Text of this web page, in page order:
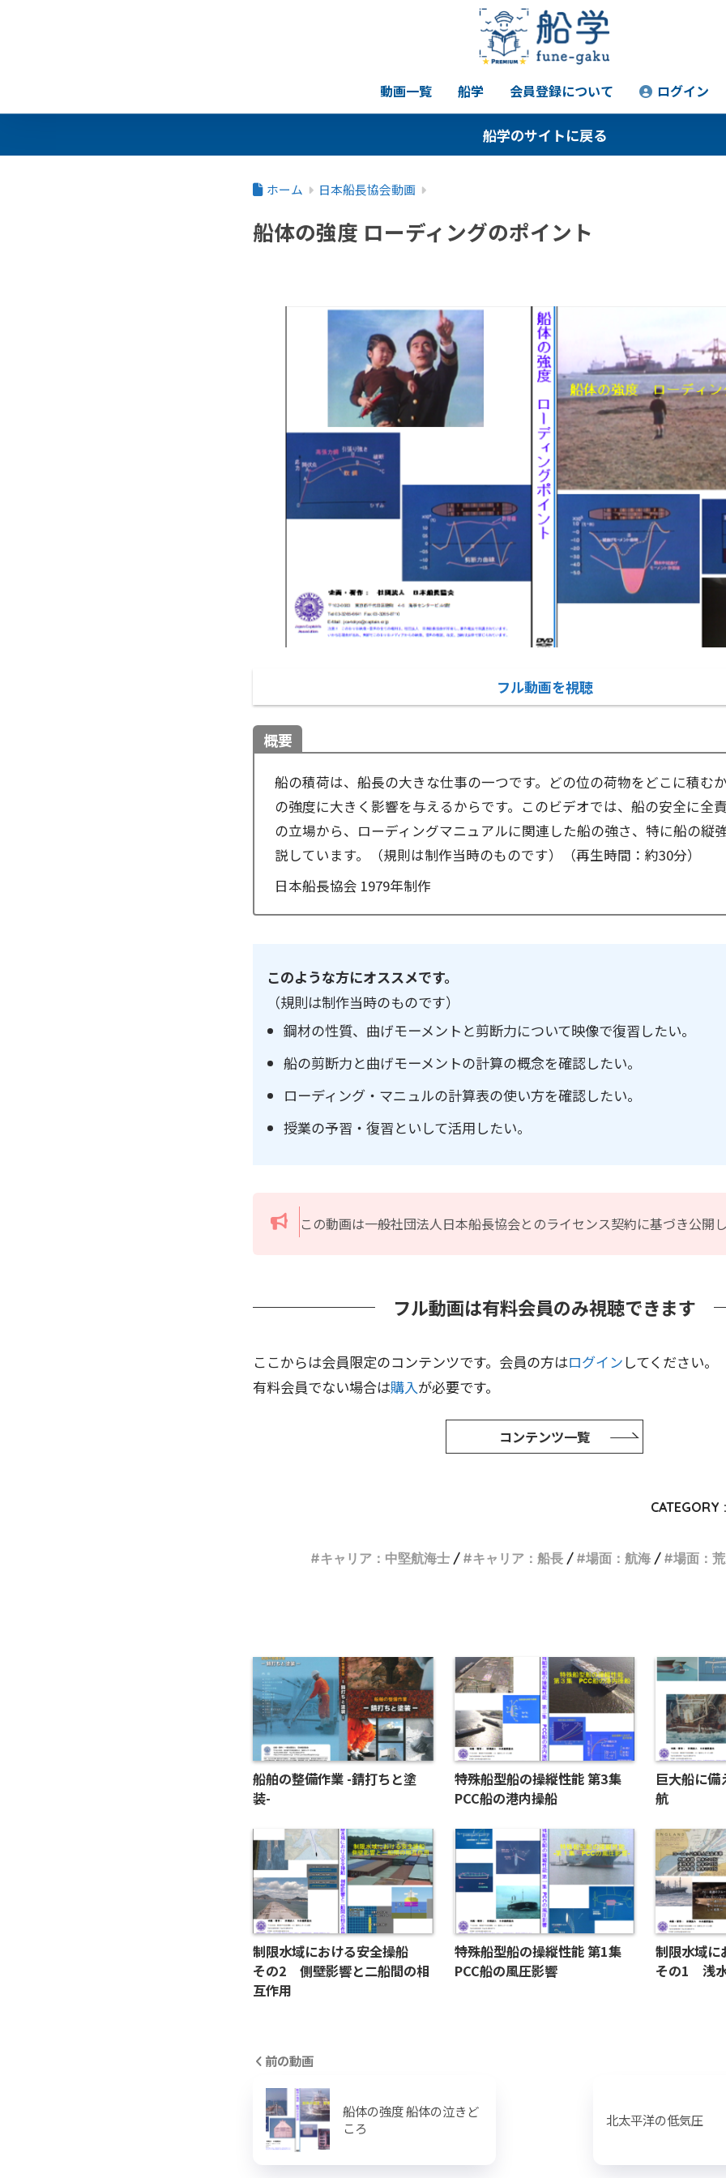
動画一覧 船学 会員登録について ログイン
船学のサイトに戻る
ホーム 日本船長協会動画
船体の強度 ローディングのポイント
フル動画を視聴
概要
船の積荷は、船長の大きな仕事の一つです。どの位の荷物をどこに積む
の強度に大きく影響を与えるからです。このビデオでは、船の安全に全
の立場から、ローディングマニュアルに関連した船の強さ、特に船の縦
説しています。（規則は制作当時のものです）（再生時間：約30分）
日本船長協会 1979年制作
このような方にオススメです。
（規則は制作当時のものです）
鋼材の性質、曲げモーメントと剪断力について映像で復習したい。
船の剪断力と曲げモーメントの計算の概念を確認したい。
ローディング・マニュルの計算表の使い方を確認したい。
授業の予習・復習といして活用したい。
この動画は一般社団法人日本船長協会とのライセンス契約に基づき公開し
フル動画は有料会員のみ視聴できます
ここからは会員限定のコンテンツです。会員の方はログイン してください。
有料会員でない場合は購入が必要です。
コンテンツ一覧
CATEGORY :
キャリア：中堅航海士
キャリア：船長 場面：航海 場面：
船舶の整備作業 -錆打ちと塗
装-
特殊船型船の操縦性能 第3集
PCC船の港内操船
巨大船に
航
制限水域における安全操船
その2 側壁影響と二船間の相
互作用
特殊船型船の操縦性能 第1集
PCC船の風圧影響
制限水域
その1 浅
前の動画
船体の強度 船体の泣きど
ころ
北太平洋の低気圧